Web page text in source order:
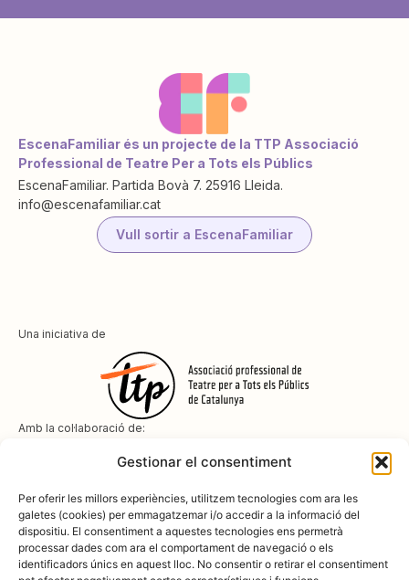
Gestionar el consentiment
Per oferir les millors experiències, utilitzem tecnologies com ara les
galetes (cookies) per emmagatzemar i/o accedir a la informació del
dispositiu. El consentiment a aquestes tecnologies ens permetrà
processar dades com ara el comportament de navegació o els
identificadors únics en aquest lloc. No consentir o retirar el consentiment
EscenaFamiliar és un projecte de la TTP Associació
Professional de Teatre Per a Tots els Públics
EscenaFamiliar. Partida Bovà 7. 25916 Lleida.
info@escenafamiliar.cat
Vull sortir a EscenaFamiliar
Una iniciativa de
Amb la col·laboració de:
Amb el suport de